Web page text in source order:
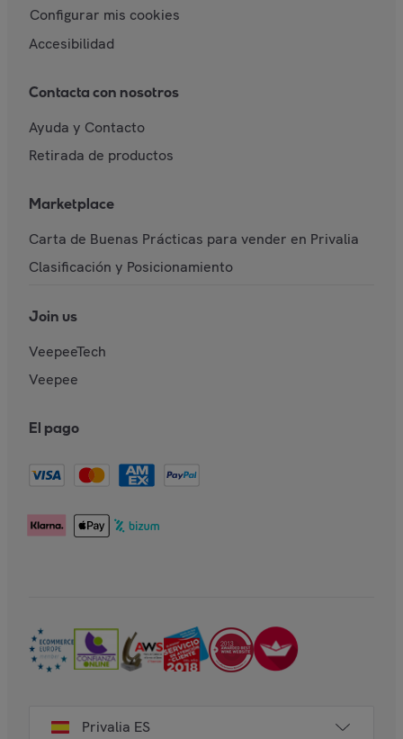
Configurar mis cookies
Accesibilidad
Contacta con nosotros
Ayuda y Contacto
Retirada de productos
Marketplace
Carta de Buenas Prácticas para vender en Privalia
Clasificación y Posicionamiento
Join us
VeepeeTech
Veepee
El pago
Privalia ES